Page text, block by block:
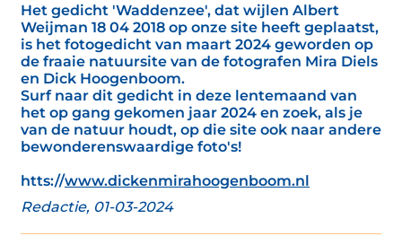
Het gedicht 'Waddenzee', dat wijlen Albert
Weijman 18 04 2018 op onze site heeft geplaatst,
is het fotogedicht van maart 2024 geworden op
de fraaie natuursite van de fotografen Mira Diels
en Dick Hoogenboom.
Surf naar dit gedicht in deze lentemaand van
het op gang gekomen jaar 2024 en zoek, als je
van de natuur houdt, op die site ook naar andere
bewonderenswaardige foto's!
htts://www.dickenmirahoogenboom.nl
Redactie, 01-03-2024